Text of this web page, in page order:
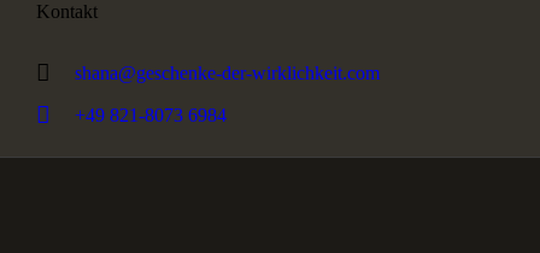
Kontakt
shana@geschenke-der-wirklichkeit.com
+49 821-8073 6984